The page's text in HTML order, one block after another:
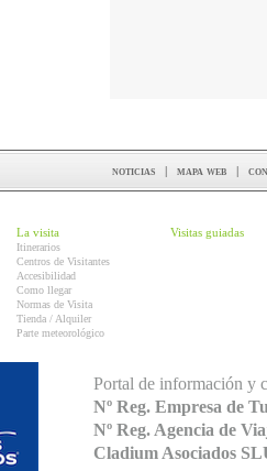
noticias | mapa web |
La visita
Itinerarios
Centros de Visitantes
Accesibilidad
Como llegar
Normas de Visita
Tienda / Alquiler
Parte meteorológico
Visitas guiadas
Portal de información y
Nº Reg. Empresa de
Nº Reg. Agencia de
Cladium Asociados